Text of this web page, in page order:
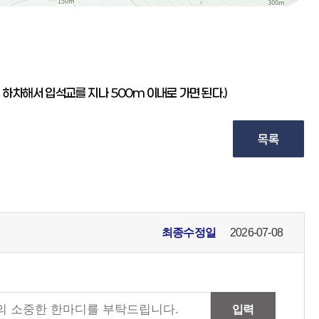
차해서 입석교를 지나 500m 이내로 가면 된다.)
최종수정일 2026-07-08
입력